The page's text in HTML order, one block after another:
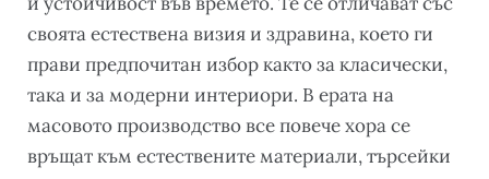
своята естествена визия и здравина, което ги
прави предпочитан избор както за класически,
така и за модерни интериори. В ерата на
масовото производство все повече хора се
връщат към естествените материали, търсейки